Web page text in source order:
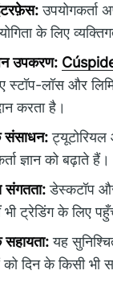
उपयोगकर्ता
के लिए
उपकरण:
स्टॉप-लॉस और
करता है।
संसाधन:ट्यूटोरियल
ज्ञान को बढ़ाते हैं।
संगतता:डेस्कटॉप
भी ट्रेडिंग के लिए
यह
को दिन के किसी भी